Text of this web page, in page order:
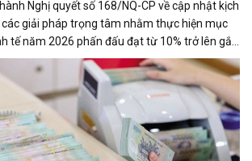
Nghị quyết số 168/NQ-CP về cập nhật kịch
giải pháp trọng tâm nhằm thực hiện mục
tế năm 2026 phấn đấu đạt từ 10% trở lên gắn
kinh tế vĩ mô. Một trong những nhiệm vụ đáng
hành tiền gửi của Kho bạc Nhà nước tại
mại để tăng nguồn vốn ngắn hạn cho nền